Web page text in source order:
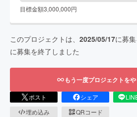
目標金額3,000,000円
このプロジェクトは、 2025/05/17に募
に募集を終了しました
もう一度プロジェクトを
ポスト シェア
埋め込み
QRコード